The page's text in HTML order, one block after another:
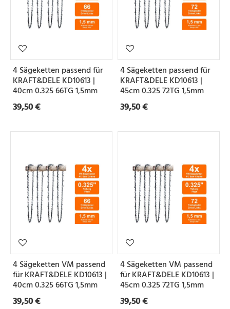
4 Sägeketten passend für
KRAFT&DELE KD10613 |
40cm 0.325 66TG 1,5mm
39,50 €
4 Sägeketten passend für
KRAFT&DELE KD10613 |
45cm 0.325 72TG 1,5mm
39,50 €
4 Sägeketten VM passend
für KRAFT&DELE KD10613 |
40cm 0.325 66TG 1,5mm
39,50 €
4 Sägeketten VM passend
für KRAFT&DELE KD10613 |
45cm 0.325 72TG 1,5mm
39,50 €